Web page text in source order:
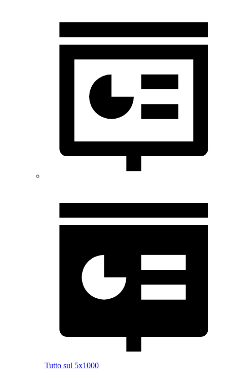
Tutto sul 5x1000